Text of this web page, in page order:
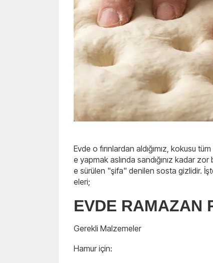
Evde o fırınlardan aldığımız, kokusu
e yapmak aslında sandığınız kadar zor
e sürülen "şifa" denilen sosta gizlidir.
eleri;
EVDE RAMAZAN
Gerekli Malzemeler
Hamur için: